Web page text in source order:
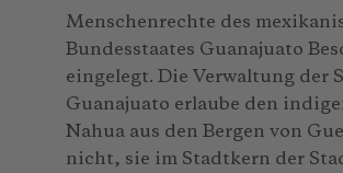
Menschenrechte des
Bundesstaates Guanajuato
eingelegt. Die Verwaltung der
Guanajuato erlaube den
Nahua aus den Bergen von
nicht, sie im Stadtkern der